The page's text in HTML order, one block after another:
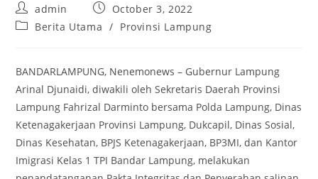
Post
author:
admin
Post
published:
October 3, 2022
PostBerita Utama / Provinsi Lampung
BANDARLAMPUNG, Nenemonews – Gubernur Lampung
Arinal Djunaidi, diwakili oleh Sekretaris Daerah Provinsi
Lampung Fahrizal Darminto bersama Polda Lampung, Dinas
Ketenagakerjaan Provinsi Lampung, Dukcapil, Dinas Sosial,
Dinas Kesehatan, BPJS Ketenagakerjaan, BP3MI, dan Kantor
Imigrasi Kelas 1 TPI Bandar Lampung, melakukan